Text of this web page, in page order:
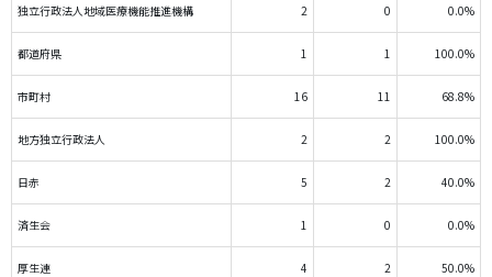
独立行政法人地域医療機能推進機構 2 0 0.0%
都道府県 1 1 100.0%
市町村 16 11 68.8%
地方独立行政法人 2 2 100.0%
日赤 5 2 40.0%
済生会 1 0 0.0%
厚生連 4 2 50.0%